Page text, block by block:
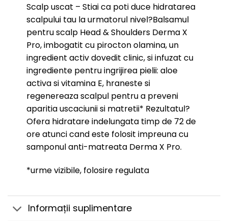
Scalp uscat – Stiai ca poti duce hidratarea
scalpului tau la urmatorul nivel?Balsamul
pentru scalp Head & Shoulders Derma X
Pro, imbogatit cu pirocton olamina, un
ingredient activ dovedit clinic, si infuzat cu
ingrediente pentru ingrijirea pielii: aloe
activa si vitamina E, hraneste si
regenereaza scalpul pentru a preveni
aparitia uscaciunii si matretii* Rezultatul?
Ofera hidratare indelungata timp de 72 de
ore atunci cand este folosit impreuna cu
samponul anti-matreata Derma X Pro.
*urme vizibile, folosire regulata
Informații suplimentare